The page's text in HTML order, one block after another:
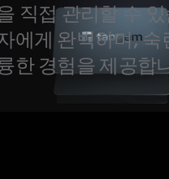
직접 관리할 수
에게 완벽하며, 숙
한 경험을 제공합